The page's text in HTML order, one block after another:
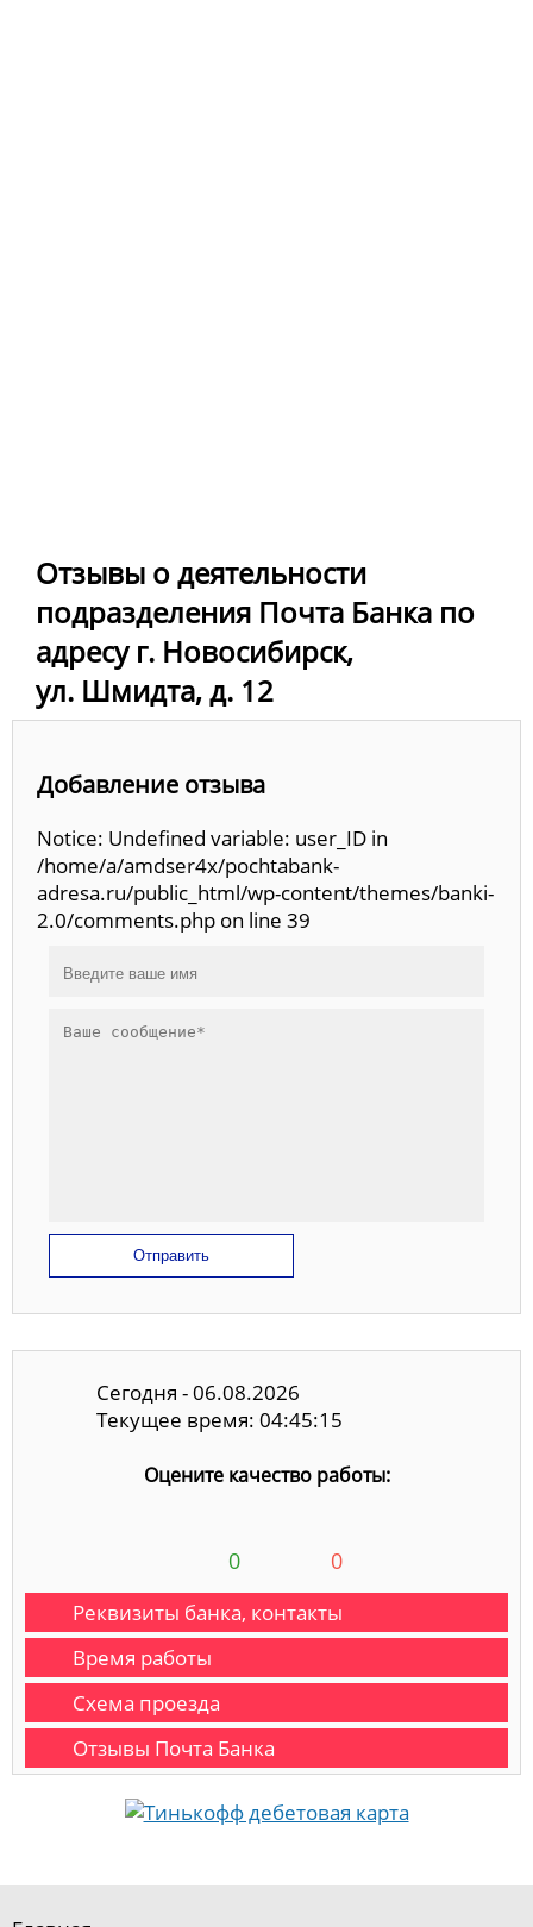
Отзывы о деятельности
подразделения Почта Банка по
адресу г. Новосибирск,
ул. Шмидта, д. 12
Добавление отзыва
Notice: Undefined variable: user_ID in
/home/a/amdser4x/pochtabank-
adresa.ru/public_html/wp-content/themes/banki-
2.0/comments.php on line 39
Отправить
Сегодня - 06.08.2026
Текущее время: 04:45:16
Оцените качество работы:
0 0
Реквизиты банка, контакты
Время работы
Схема проезда
Отзывы Почта Банка